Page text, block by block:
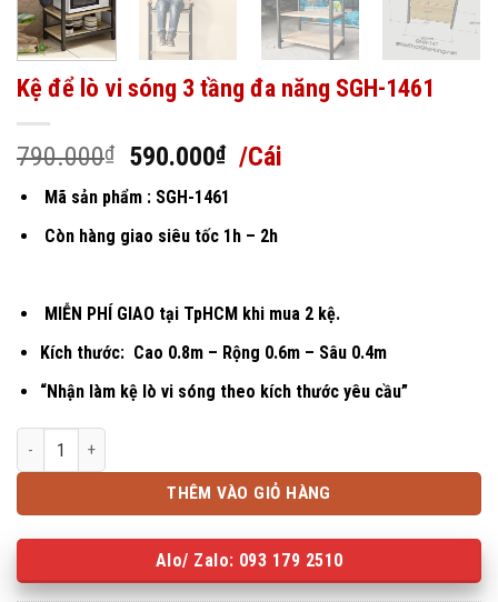
Kệ để lò vi sóng 3 tầng đa năng SGH-1461
790.000₫
Giá
gốc
là:
790.000₫.
590.000₫Giá
hiện
tại
là:
/Cái
Mã sản phẩm : SGH-1461
Còn hàng giao siêu tốc 1h – 2h
MIỄN PHÍ GIAO tại TpHCM khi mua 2 kệ.
Kích thước: Cao 0.8m – Rộng 0.6m – Sâu 0.4m
“Nhận làm kệ lò vi sóng theo kích thước yêu cầu”
Kệ để lò vi sóng 3 tầng đa năng SGH-1461 số lượng
THÊM VÀO GIỎ HÀNG
Alo/ Zalo: 093 179 2510